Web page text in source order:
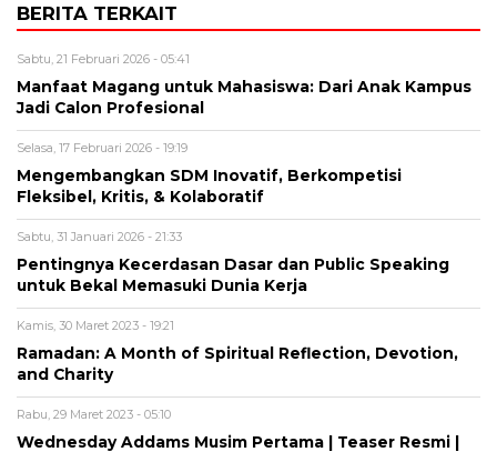
BERITA TERKAIT
Sabtu, 21 Februari 2026 - 05:41
Manfaat Magang untuk Mahasiswa: Dari Anak Kampus
Jadi Calon Profesional
Selasa, 17 Februari 2026 - 19:19
Mengembangkan SDM Inovatif, Berkompetisi
Fleksibel, Kritis, & Kolaboratif
Sabtu, 31 Januari 2026 - 21:33
Pentingnya Kecerdasan Dasar dan Public Speaking
untuk Bekal Memasuki Dunia Kerja
Kamis, 30 Maret 2023 - 19:21
Ramadan: A Month of Spiritual Reflection, Devotion,
and Charity
Rabu, 29 Maret 2023 - 05:10
Wednesday Addams Musim Pertama | Teaser Resmi |